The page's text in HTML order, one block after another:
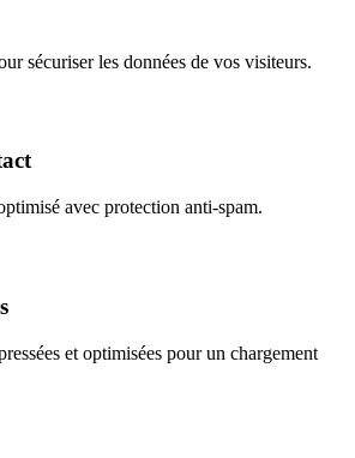
sécuriser les données de vos visiteurs.
avec protection anti-spam.
et optimisées pour un chargement